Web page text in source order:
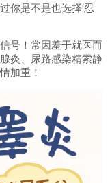
是不是也选择‘忍
号！常因羞于就医而
炎、尿路感染精索静
加重！